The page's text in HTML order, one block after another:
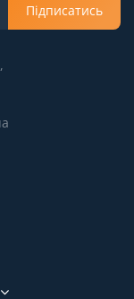
Підписатись